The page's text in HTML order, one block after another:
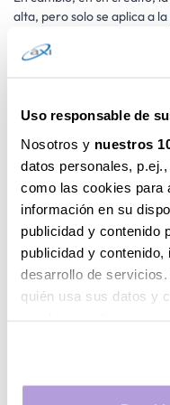
Uso responsable de
Nosotros y nuestros
datos personales,
como las cookies para
información en su
publicidad y contenido
publicidad y
desarrollo de
quién usa sus datos y
alta, pero solo se aplica a
opciones se basa en las
momento.
personal?
Un préstamo personal es
coche, renovar los
informático, ya que está
cantidad exacta para
financiar es variable o no
adecuada sería un crédito.
presta un banco
por un período